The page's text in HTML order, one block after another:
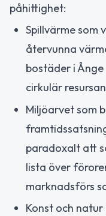
påhittighet:
Spillvärme som
återvunna
bostäder i
cirkulär
Miljöarvet som
paradoxalt att
lista över
marknadsförs
Konst och